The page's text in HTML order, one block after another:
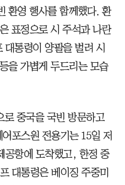
환영 행사를 함께했다. 환
표정으로 시 주석과 나란
통령이 양팔을 벌려 시
을 가볍게 두드리는 모습
로 중국을 국빈 방문하고
포스원 전용기는 15일 저
공항에 도착했고, 한정 중
대통령은 베이징 주중미